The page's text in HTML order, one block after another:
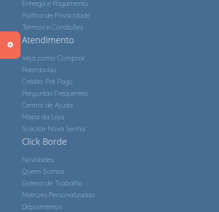
Entrega e Pagamento
Política de Privacidade
Termos e Condições
Atendimento
Veja como Comprar
Reembolso
Crédito Pré Pago
Perguntas Frequentes
Central de Ajuda
Mapa da Loja
Solicitar Nova Senha
Click Borde
Novidades
Quem Somos
Galeria de Trabalho
Matrizes Personalizadas
Depoimentos